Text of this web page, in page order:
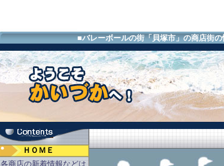
■バレーボールの街「貝塚市」の商店街
ＨＯＭＥ
各商店の新着情報などは